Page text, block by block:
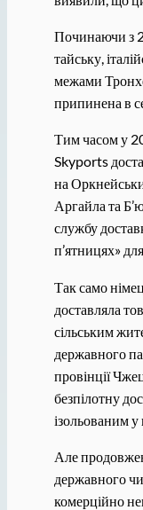
Починаючи з
тайську,
межами
припинена в
Тим часом у
Skyports
на
Аргайла та
службу
п’ятницях»
Так само
доставляла
сільським
державного
провінції
безпілотну
ізольованим у
Але
державного
комерційно